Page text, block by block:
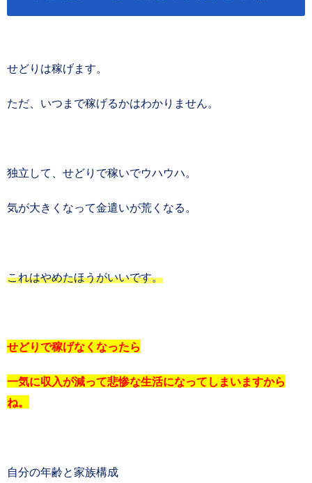
せどりは稼げます。
ただ、いつまで稼げるかはわかりません。
独立して、せどりで稼いでウハウハ。
気が大きくなって金遣いが荒くなる。
これはやめたほうがいいです。
せどりで稼げなくなったら
一気に収入が減って悲惨な生活になってしまいますから
ね。
自分の年齢と家族構成